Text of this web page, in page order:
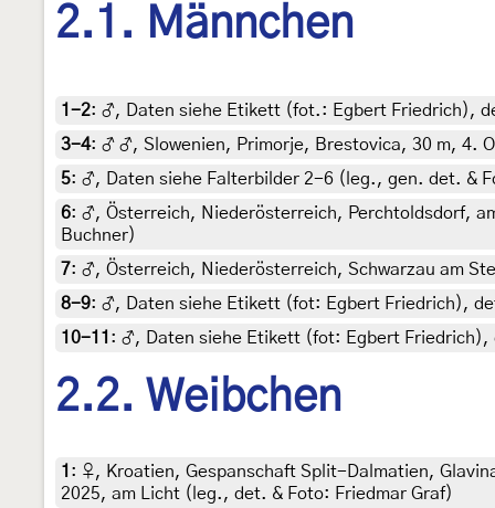
2.1. Männchen
1-2: ♂, Daten siehe Etikett (fot.: Egbert Friedrich),
3-4: ♂ ♂, Slowenien, Primorje, Brestovica, 30 m, 4.
5: ♂, Daten siehe Falterbilder 2-6 (leg., gen. det. &
6: ♂, Österreich, Niederösterreich, Perchtoldsdorf,
Buchner)
7: ♂, Österreich, Niederösterreich, Schwarzau am
8-9: ♂, Daten siehe Etikett (fot: Egbert Friedrich),
10-11 : ♂, Daten siehe Etikett (fot: Egbert Friedrich),
2.2. Weibchen
1 : ♀, Kroatien, Gespanschaft Split-Dalmatien,
2025, am Licht (leg., det. & Foto: Friedmar Graf)